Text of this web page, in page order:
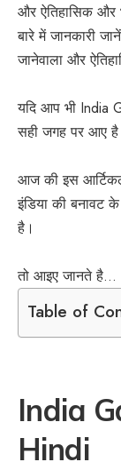
और ऐतिहासिक और
बारे में जानकारी
जानेवाला और
यदि आप भी India
सही जगह पर आए
आज की इस
इंडिया की बनावट
है।
तो आइए जानते है…
Table of
India
Hindi